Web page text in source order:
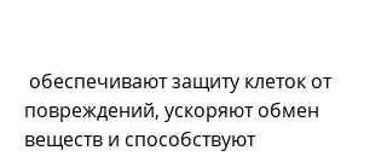
повреждений, ускоряют обмен
веществ и способствуют